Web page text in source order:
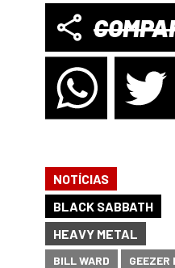
NOTÍCIAS
BLACK SABBATH
HEAVY METAL
BILL WARD
GEEZER